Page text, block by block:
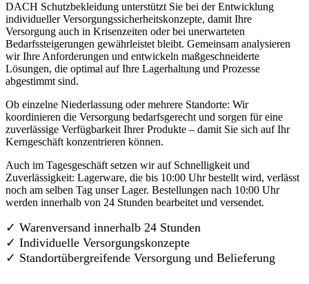
DACH Schutzbekleidung unterstützt Sie bei der Entwicklung
individueller Versorgungssicherheitskonzepte, damit Ihre
Versorgung auch in Krisenzeiten oder bei unerwarteten
Bedarfssteigerungen gewährleistet bleibt. Gemeinsam analysieren
wir Ihre Anforderungen und entwickeln maßgeschneiderte
Lösungen, die optimal auf Ihre Lagerhaltung und Prozesse
abgestimmt sind.
Ob einzelne Niederlassung oder mehrere Standorte: Wir
koordinieren die Versorgung bedarfsgerecht und sorgen für eine
zuverlässige Verfügbarkeit Ihrer Produkte – damit Sie sich auf Ihr
Kerngeschäft konzentrieren können.
Auch im Tagesgeschäft setzen wir auf Schnelligkeit und
Zuverlässigkeit: Lagerware, die bis 10:00 Uhr bestellt wird, verlässt
noch am selben Tag unser Lager. Bestellungen nach 10:00 Uhr
werden innerhalb von 24 Stunden bearbeitet und versendet.
✓ Warenversand innerhalb 24 Stunden
✓ Individuelle Versorgungskonzepte
✓ Standortübergreifende Versorgung und Belieferung